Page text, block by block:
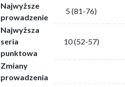
Najwyższe
prowadzenie
5 (81-76)
Najwyższa
seria
punktowa
10 (52-57)
Zmiany
prowadzenia